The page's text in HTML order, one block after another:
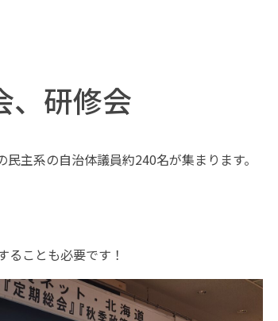
、研修会
主系の自治体議員約240名が集まります。
ことも必要です！